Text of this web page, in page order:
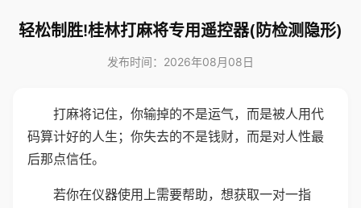
轻松制胜!桂林打麻将专用遥控器(防检测隐形)
发布时间：2026年08月08日
打麻将记住，你输掉的不是运气，而是被人用代
码算计好的人生；你失去的不是钱财，而是对人性最
后那点信任。
若你在仪器使用上需要帮助，想获取一对一指